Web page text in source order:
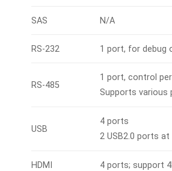
SAS N/A
RS-232 1 port, for debug
RS-485
1 port, control
Supports various
USB
4 ports
2 USB2.0 ports
HDMI 4 ports; support